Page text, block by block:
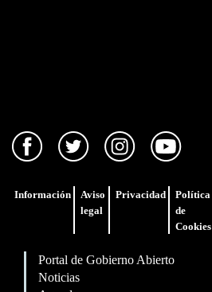
Información
Aviso
legal
Privacidad
Política
de
Cookies
Portal de Gobierno Abierto
Noticias